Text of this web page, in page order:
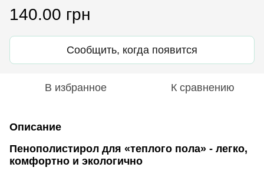
140.00 грн
Сообщить, когда появится
В избранное К сравнению
Описание
Пенополистирол для «теплого пола» - легко,
комфортно и экологично